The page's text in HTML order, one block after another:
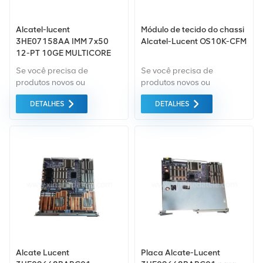
Alcatel-lucent
3HE07158AA IMM 7x50
12-PT 10GE MULTICORE
Se você precisa de
produtos novos ou
renovados, leva em
consideração garantia
são fornecidos ao melhor
DETALHES
Módulo de tecido do chassi
Alcatel-Lucent OS10K-CFM
Se você precisa de
produtos novos ou
renovados, leva em
consideração garantia
apenas equipamentos de
fornecido ao melhor preço
possível.
DETALHES
Alcate Lucent
Placa Alcate-Lucent